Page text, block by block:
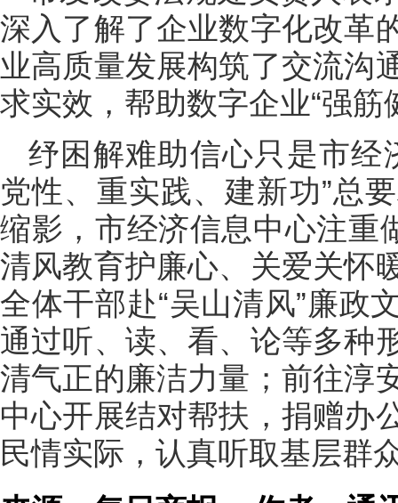
深入了解了企业数字化改革
业高质量发展构筑了交流沟
求实效，帮助数字企业“强筋
纾困解难助信心只是市经
党性、重实践、建新功”总
缩影，市经济信息中心注重
清风教育护廉心、关爱关怀
全体干部赴“吴山清风”廉政
通过听、读、看、论等多种
清气正的廉洁力量；前往淳
中心开展结对帮扶，捐赠办
民情实际，认真听取基层群